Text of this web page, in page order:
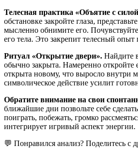
Телесная практика «Объятие с
обстановке закройте глаза,
мысленно обнимите его.
его тела. Это закрепит телесный опыт
Ритуал «Открытие двери». Найдите
обычно закрыта. Намеренно откройте
открыта новому, что выросло внутри
символическое действие усилит
Обратите внимание на свои
ближайшие дни позвольте себе
поиграть, побежать, громко
интегрирует игривый аспект энергии.
💬 Понравился анализ? Поделитесь с